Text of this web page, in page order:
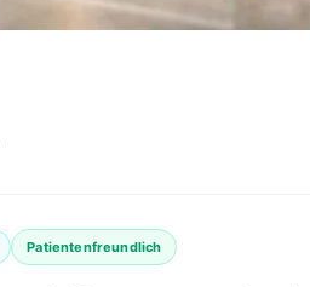
Patientenfreundlich